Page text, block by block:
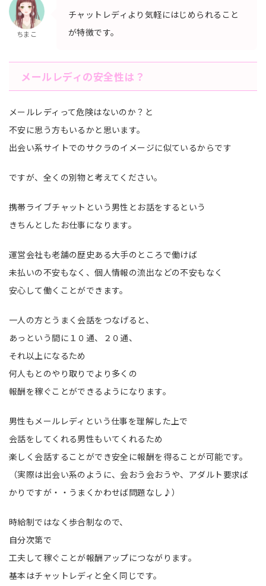
ちまこ
チャットレディより気軽にはじめられること
が特徴です。
メールレディの安全性は？
メールレディって危険はないのか？と
不安に思う方もいるかと思います。
出会い系サイトでのサクラのイメージに似ているからです
ですが、全くの別物と考えてください。
携帯ライブチャットという男性とお話をするという
きちんとしたお仕事になります。
運営会社も老舗の歴史ある大手のところで働けば
未払いの不安もなく、個人情報の流出などの不安もなく
安心して働くことができます。
一人の方とうまく会話をつなげると、
あっという間に１０通、２０通、
それ以上になるため
何人もとのやり取りでより多くの
報酬を稼ぐことができるようになります。
男性もメールレディという仕事を理解した上で
会話をしてくれる男性もいてくれるため
楽しく会話することができ安全に報酬を得ることが可能です。
（実際は出会い系のように、会おう会おうや、アダルト要求ば
かりですが・・うまくかわせば問題なし♪）
時給制ではなく歩合制なので、
自分次第で
工夫して稼ぐことが報酬アップにつながります。
基本はチャットレディと全く同じです。